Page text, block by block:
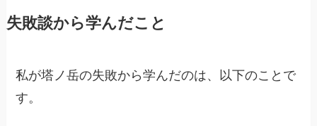
失敗談から学んだこと
私が塔ノ岳の失敗から学んだのは、以下のことで
す。